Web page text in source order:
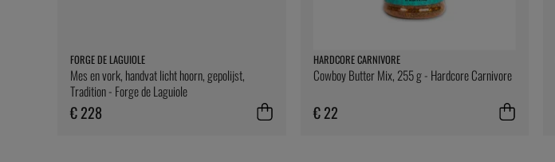
FORGE DE LAGUIOLE
Mes en vork, handvat licht hoorn, gepolijst,
Tradition - Forge de Laguiole
€ 228
HARDCORE CARNIVORE
Cowboy Butter Mix, 255 g - Hardcore Carnivore
€ 22